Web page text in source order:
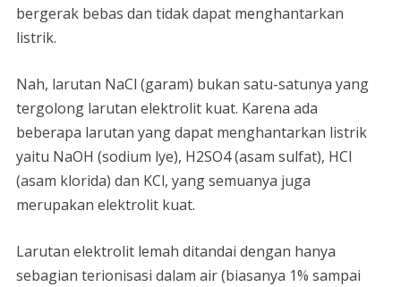
bergerak bebas dan tidak dapat menghantarkan
listrik.
Nah, larutan NaCl (garam) bukan satu-satunya yang
tergolong larutan elektrolit kuat. Karena ada
beberapa larutan yang dapat menghantarkan listrik
yaitu NaOH (sodium lye), H2SO4 (asam sulfat), HCl
(asam klorida) dan KCl, yang semuanya juga
merupakan elektrolit kuat.
Larutan elektrolit lemah ditandai dengan hanya
sebagian terionisasi dalam air (biasanya 1% sampai